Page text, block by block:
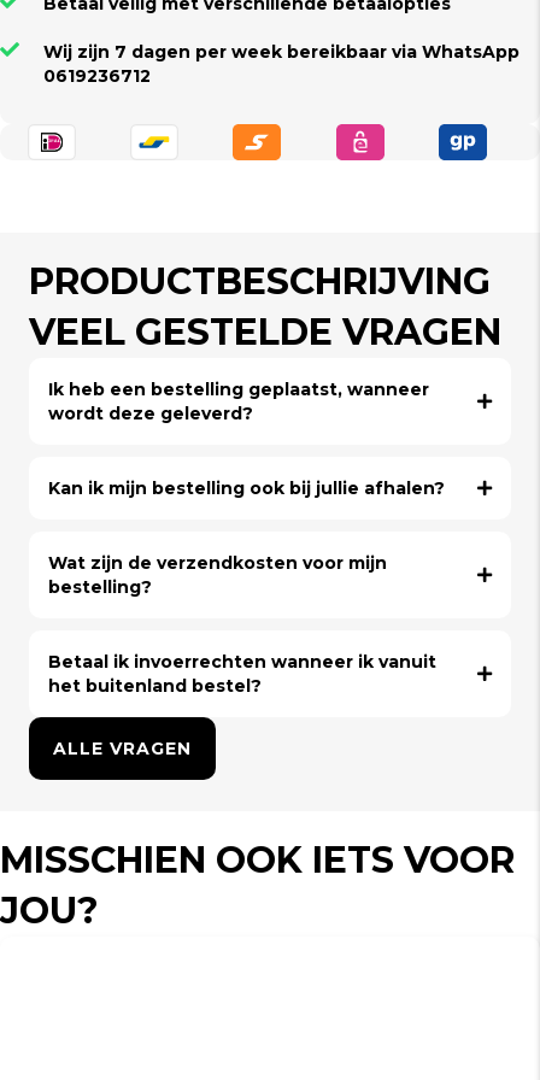
Wij zijn 7 dagen per week bereikbaar via WhatsApp
0619236712
PRODUCTBESCHRIJVING
VEEL GESTELDE VRAGEN
Ik heb een bestelling geplaatst, wanneer
wordt deze geleverd?
Kan ik mijn bestelling ook bij jullie afhalen?
Wat zijn de verzendkosten voor mijn
bestelling?
Betaal ik invoerrechten wanneer ik vanuit
het buitenland bestel?
ALLE VRAGEN
MISSCHIEN OOK IETS VOOR
JOU?